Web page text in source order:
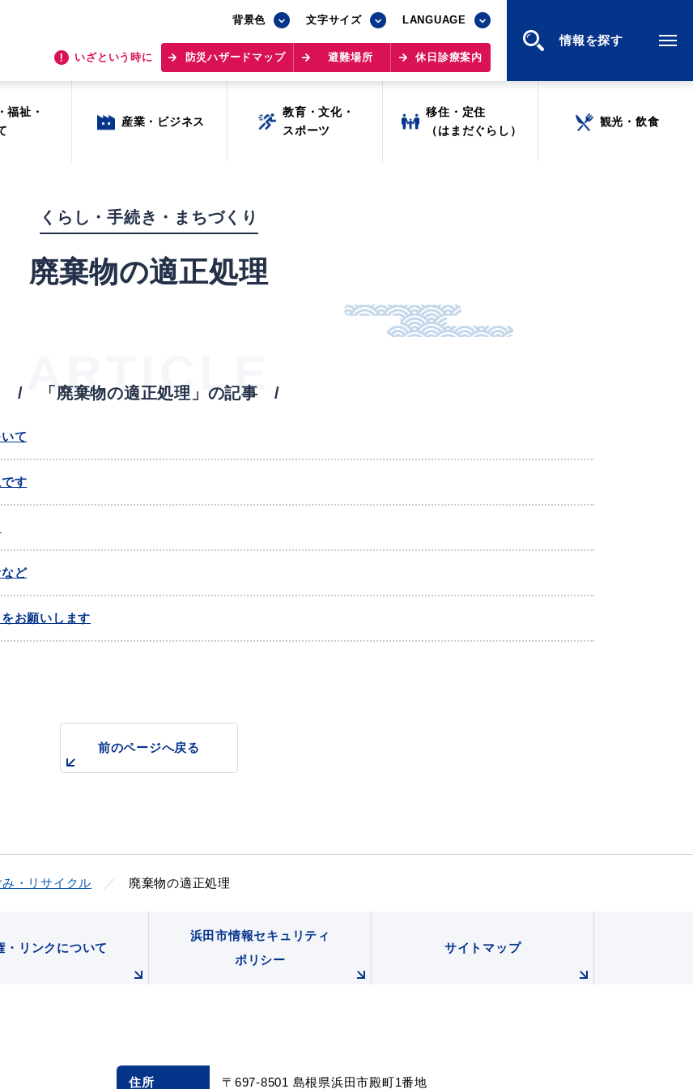
背景色 文字サイズ LANGUAGE
いざという時に 防災ハザードマップ 避難場所 休日診療案内
情報を探す
背景色 文字サイズ LANGUAGE
いざという時に 防災ハザードマップ 避難場所 休日診療案内
情報を探す
福祉・
産業・ビジネス
教育・文化・
スポーツ
移住・定住
（はまだぐらし）
観光・飲食
就職・退職 支援・助成制度 各種相談窓口 入札
防災・消防 公共施設
目的別の
募集情報 電子申請
福祉・
産業・ビジネス
教育・文化・
スポーツ
移住・定住
（はまだぐらし）
観光・飲食
くらし・手続き・まちづくり
廃棄物の適正処理
ARTICLE
「廃棄物の適正処理」の記事
て
す
ど
お願いします
前のページへ戻る
み・リサイクル 廃棄物の適正処理
・リンクについて
浜田市情報セキュリティ
ポリシー
サイトマップ
住所 〒697-8501 島根県浜田市殿町1番地